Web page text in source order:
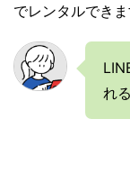
でレンタルできま
れ